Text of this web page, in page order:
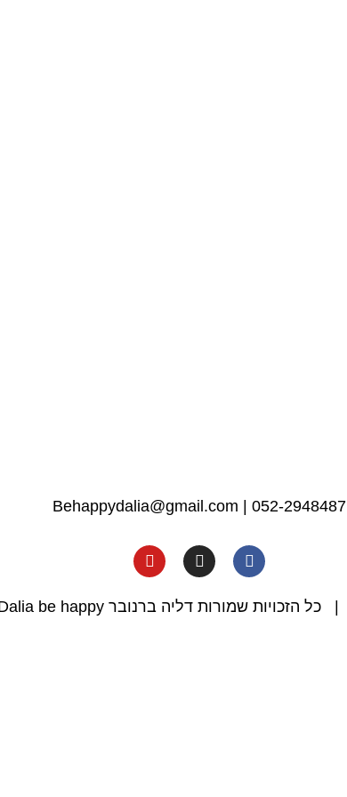
Behappydalia@gmail.com 052-2948487
| כל הזכויות שמורות דליה ברנובר Dalia be happy